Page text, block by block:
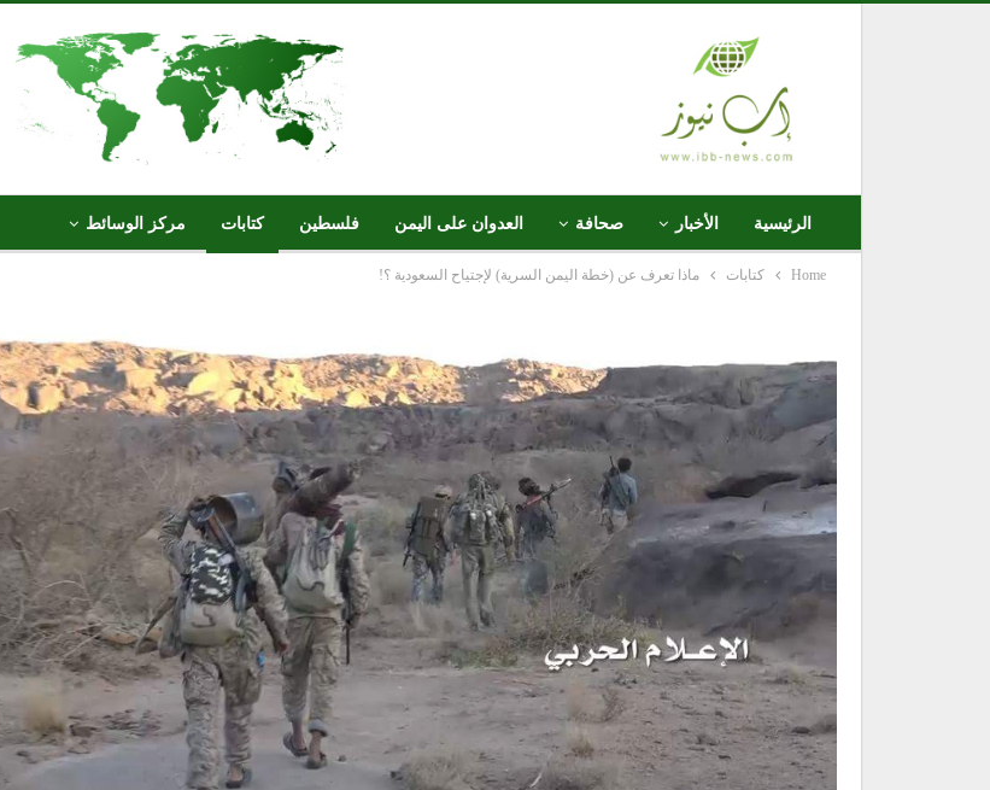
الرئيسية الأخبار صحافة العدوان على اليمن فلسطين كتابات مركز الوسائط
Home كتابات ماذا تعرف عن (خطة اليمن السرية) لإجتياح السعودية ؟!